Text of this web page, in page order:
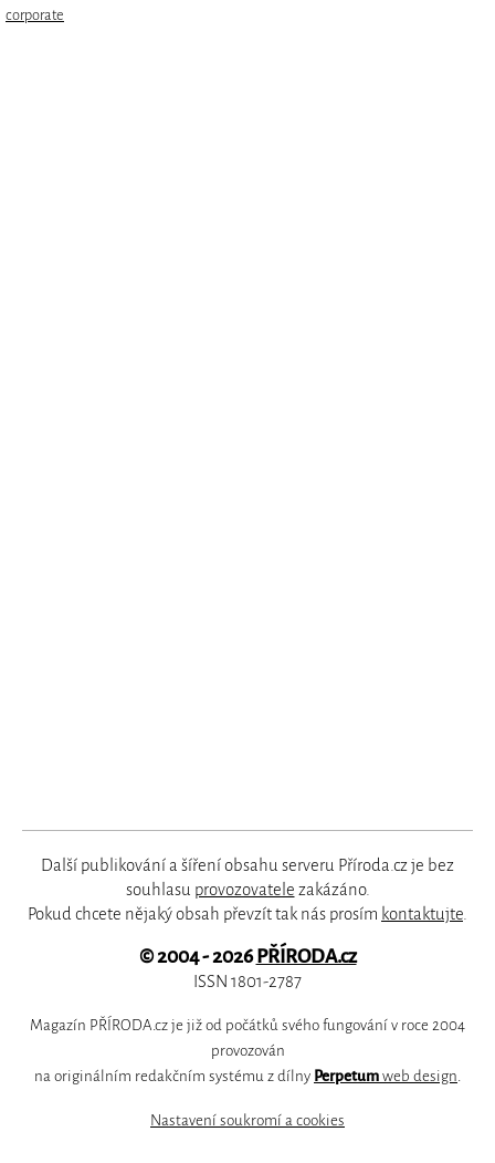
corporate
Další publikování a šíření obsahu serveru Příroda.cz je bez
souhlasu provozovatele zakázáno.
Pokud chcete nějaký obsah převzít tak nás prosím kontaktujte.
© 2004 - 2026PŘÍRODA.cz
ISSN 1801-2787
Magazín PŘÍRODA.cz je již od počátků svého fungování v roce 2004
provozován
na originálním redakčním systému z dílny Perpetum web design
Nastavení soukromí a cookies